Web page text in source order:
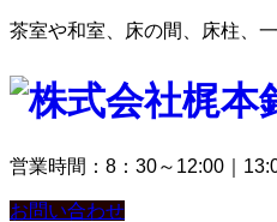
茶室や和室、床の間、床柱、
営業時間：8：30～12:00｜
お問い合わせ